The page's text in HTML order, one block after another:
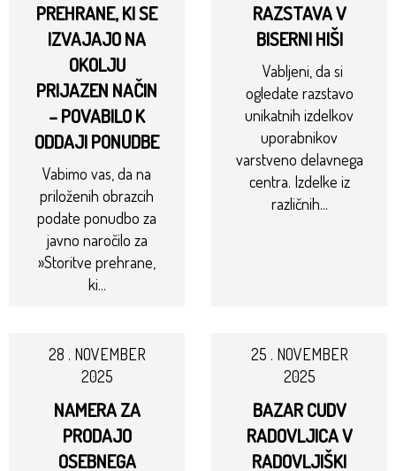
PREHRANE, KI SE
IZVAJAJO NA
OKOLJU
PRIJAZEN NAČIN
– POVABILO K
ODDAJI PONUDBE
Vabimo vas, da na
priloženih obrazcih
podate ponudbo za
javno naročilo za
»Storitve prehrane,
ki...
RAZSTAVA V
BISERNI HIŠI
Vabljeni, da si
ogledate razstavo
unikatnih izdelkov
uporabnikov
varstveno delavnega
centra. Izdelke iz
različnih...
28 . NOVEMBER
2025
NAMERA ZA
PRODAJO
OSEBNEGA
25 . NOVEMBER
2025
BAZAR CUDV
RADOVLJICA V
RADOVLJIŠKI